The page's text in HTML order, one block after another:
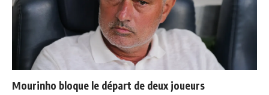
Mourinho bloque le départ de deux joueurs